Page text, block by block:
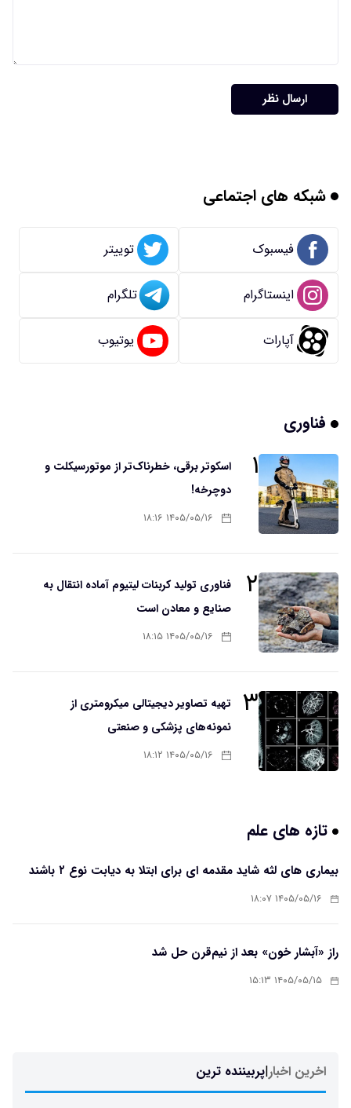
ارسال نظر
شبکه های اجتماعی
فیسبوک توییتر
اینستاگرام تلگرام
آپارات یوتیوب
فناوری
۱
اسکوتر برقی، خطرناک‌تر از موتورسیکلت و
دوچرخه!
۱۴۰۵/۰۵/۱۶ ۱۸:۱۶
۲
فناوری تولید کربنات لیتیوم آماده انتقال به
صنایع و معادن است
۱۴۰۵/۰۵/۱۶ ۱۸:۱۵
۳
تهیه تصاویر دیجیتالی میکرومتری از
نمونه‌های پزشکی و صنعتی
۱۴۰۵/۰۵/۱۶ ۱۸:۱۲
تازه های علم
بیماری های لثه شاید مقدمه ای برای ابتلا به دیابت نوع ۲ باشند
۱۴۰۵/۰۵/۱۶ ۱۸:۰۷
راز «آبشار خون» بعد از نیم‌قرن حل شد
۱۴۰۵/۰۵/۱۵ ۱۵:۱۳
اخرین اخبار|پربیننده ترین